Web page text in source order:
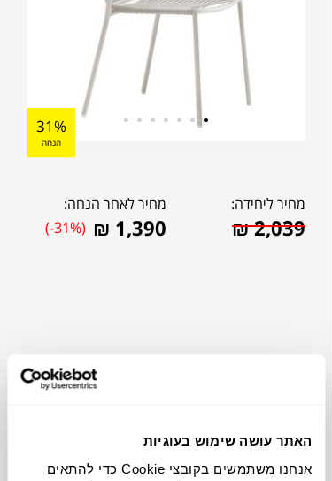
האתר עושה שימוש בעוגיות
אנחנו משתמשים בקובצי Cookie כדי להתאים
31%
הנחה
מחיר ליחידה:
₪2,039
מחיר לאחר הנחה:
₪ 1,390
(-31%)
להדמיית AI Design